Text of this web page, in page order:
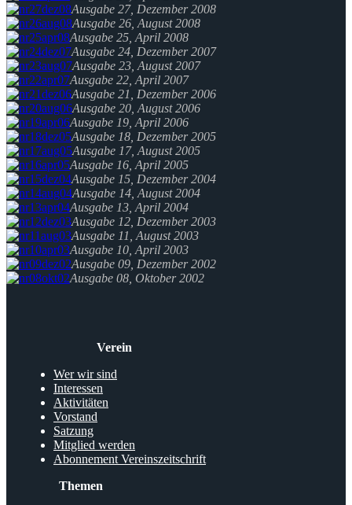
Ausgabe 27, Dezember 2008
Ausgabe 26, August 2008
Ausgabe 25, April 2008
Ausgabe 24, Dezember 2007
Ausgabe 23, August 2007
Ausgabe 22, April 2007
Ausgabe 21, Dezember 2006
Ausgabe 20, August 2006
Ausgabe 19, April 2006
Ausgabe 18, Dezember 2005
Ausgabe 17, August 2005
Ausgabe 16, April 2005
Ausgabe 15, Dezember 2004
Ausgabe 14, August 2004
Ausgabe 13, April 2004
Ausgabe 12, Dezember 2003
Ausgabe 11, August 2003
Ausgabe 10, April 2003
Ausgabe 09, Dezember 2002
Ausgabe 08, Oktober 2002
Verein
Wer wir sind
Interessen
Aktivitäten
Vorstand
Satzung
Mitglied werden
Abonnement Vereinszeitschrift
Themen